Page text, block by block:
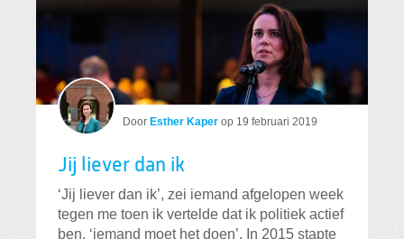
Door Esther Kaper op 19 februari 2019
Jij liever dan ik
‘Jij liever dan ik’, zei iemand afgelopen week
tegen me toen ik vertelde dat ik politiek actief
ben, ‘iemand moet het doen’. In 2015 stapte